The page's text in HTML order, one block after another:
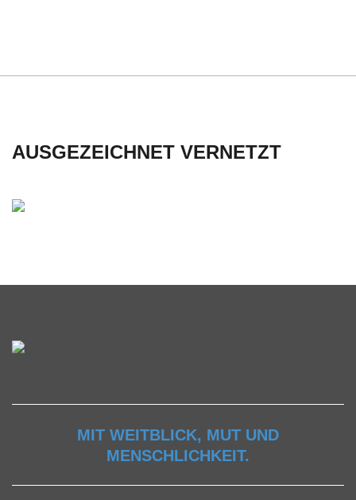
AUSGEZEICHNET VERNETZT
MIT WEITBLICK, MUT UND
MENSCHLICHKEIT.